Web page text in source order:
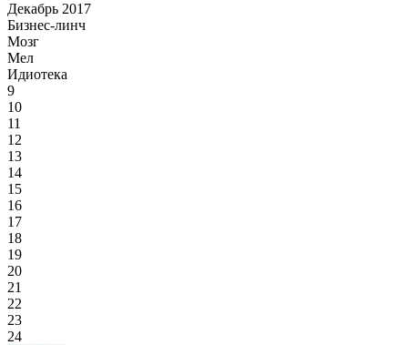
Декабрь 2017
Бизнес-линч
Мозг
Мел
Идиотека
9
10
11
12
13
14
15
16
17
18
19
20
21
22
23
24